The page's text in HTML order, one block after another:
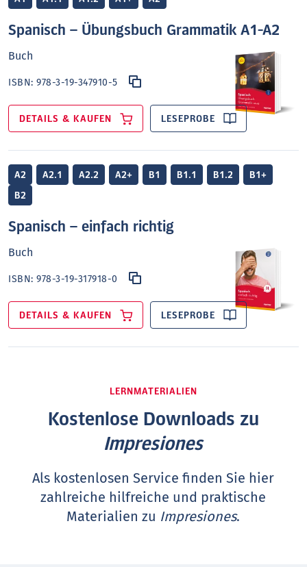
Spanisch – Übungsbuch Grammatik A1-A2
Buch
ISBN:978-3-19-347910-5
DETAILS & KAUFEN LESEPROBE
A2 A2.1 A2.2 A2+ B1 B1.1 B1.2 B1+
B2
Spanisch – einfach richtig
Buch
ISBN:978-3-19-317918-0
DETAILS & KAUFEN LESEPROBE
LERNMATERIALIEN
Kostenlose Downloads zu
Impresiones
Als kostenlosen Service finden Sie hier
zahlreiche hilfreiche und praktische
Materialien zu Impresiones.